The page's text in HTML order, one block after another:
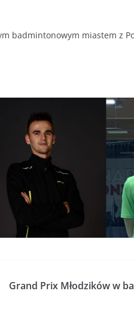
badmintonowym miastem z
Grand Prix Młodzików w